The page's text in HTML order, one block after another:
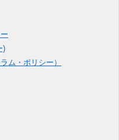
)
ム・ポリシー）